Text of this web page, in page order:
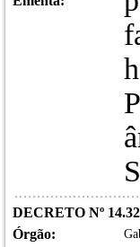
DECRETO Nº
Órgão: